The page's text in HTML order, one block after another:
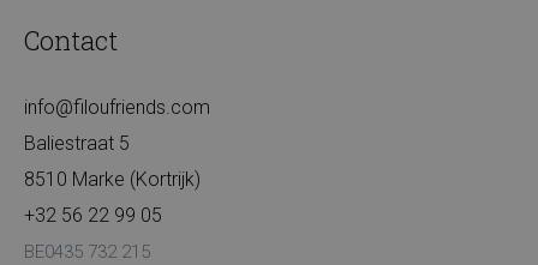
Contact
info@filoufriends.com
Baliestraat 5
8510 Marke (Kortrijk)
+32 56 22 99 05
BE0435 732 215